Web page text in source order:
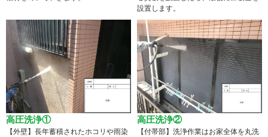
設置します。
高圧洗浄①
【外壁】長年蓄積されたホコリや雨染
高圧洗浄②
【付帯部】洗浄作業はお家全体を丸洗